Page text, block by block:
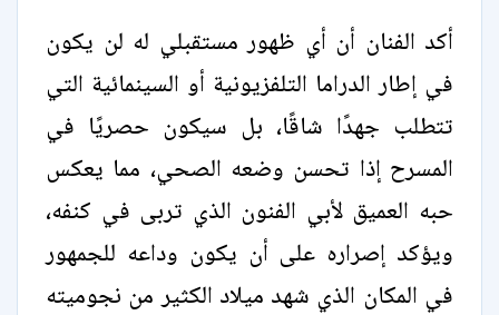
أكد الفنان أن أي ظهور مستقبلي له لن يكون
في إطار الدراما التلفزيونية أو السينمائية التي
تتطلب جهدًا شاقًا، بل سيكون حصريًا في
المسرح إذا تحسن وضعه الصحي، مما يعكس
حبه العميق لأبي الفنون الذي تربى في كنفه،
ويؤكد إصراره على أن يكون وداعه للجمهور
في المكان الذي شهد ميلاد الكثير من نجوميته